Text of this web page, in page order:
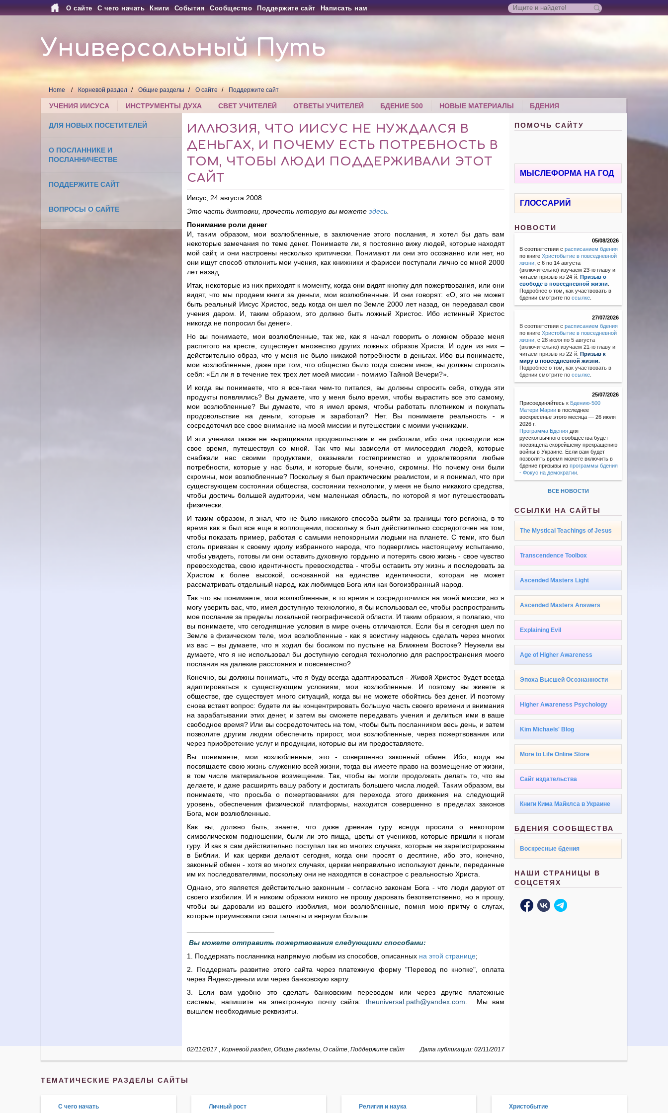
О сайте С чего начать Книги События Сообщество Поддержите сайт Написать нам
Универсальный Путь
Home Корневой раздел Общие разделы О сайте Поддержите сайт
УЧЕНИЯ ИИСУСА ИНСТРУМЕНТЫ ДУХА СВЕТ УЧИТЕЛЕЙ ОТВЕТЫ УЧИТЕЛЕЙ БДЕНИЕ 500 НОВЫЕ МАТЕРИАЛЫ БДЕНИЯ
ДЛЯ НОВЫХ ПОСЕТИТЕЛЕЙ
О ПОСЛАННИКЕ И
ПОСЛАННИЧЕСТВЕ
ПОДДЕРЖИТЕ САЙТ
ВОПРОСЫ О САЙТЕ
ИЛЛЮЗИЯ, ЧТО ИИСУС НЕ НУЖДАЛСЯ В
ДЕНЬГАХ, И ПОЧЕМУ ЕСТЬ ПОТРЕБНОСТЬ В
ТОМ, ЧТОБЫ ЛЮДИ ПОДДЕРЖИВАЛИ ЭТОТ
САЙТ
Иисус, 24 августа 2008
Это часть диктовки, прочесть которую вы можете здесь.
Понимание роли денег
И, таким образом, мои возлюбленные, в заключение этого послания, я хотел бы дать вам
некоторые замечания по теме денег. Понимаете ли, я постоянно вижу людей, которые находят
мой сайт, и они настроены несколько критически. Понимают ли они это осознанно или нет, но
они ищут способ отклонить мои учения, как книжники и фарисеи поступали лично со мной 2000
лет назад.
Итак, некоторые из них приходят к моменту, когда они видят кнопку для пожертвования, или они
видят, что мы продаем книги за деньги, мои возлюбленные. И они говорят: «О, это не может
быть реальный Иисус Христос, ведь когда он шел по Земле 2000 лет назад, он передавал свои
учения даром. И, таким образом, это должно быть ложный Христос. Ибо истинный Христос
никогда не попросил бы денег».
Но вы понимаете, мои возлюбленные, так же, как я начал говорить о ложном образе меня
распятого на кресте, существует множество других ложных образов Христа. И один из них –
действительно образ, что у меня не было никакой потребности в деньгах. Ибо вы понимаете,
мои возлюбленные, даже при том, что общество было тогда совсем иное, вы должны спросить
себя: «Ел ли я в течение тех трех лет моей миссии - помимо Тайной Вечери?».
И когда вы понимаете, что я все-таки чем-то питался, вы должны спросить себя, откуда эти
продукты появлялись? Вы думаете, что у меня было время, чтобы вырастить все это самому,
мои возлюбленные? Вы думаете, что я имел время, чтобы работать плотником и покупать
продовольствие на деньги, которые я заработал? Нет. Вы понимаете реальность - я
сосредоточил все свое внимание на моей миссии и путешествии с моими учениками.
И эти ученики также не выращивали продовольствие и не работали, ибо они проводили все
свое время, путешествуя со мной. Так что мы зависели от милосердия людей, которые
снабжали нас своими продуктами, оказывали гостеприимство и удовлетворяли любые
потребности, которые у нас были, и которые были, конечно, скромны. Но почему они были
скромны, мои возлюбленные? Поскольку я был практическим реалистом, и я понимал, что при
существующем состоянии общества, состоянии технологии, у меня не было никакого средства,
чтобы достичь большей аудитории, чем маленькая область, по которой я мог путешествовать
физически.
И таким образом, я знал, что не было никакого способа выйти за границы того региона, в то
время как я был все еще в воплощении, поскольку я был действительно сосредоточен на том,
чтобы показать пример, работая с самыми непокорными людьми на планете. С теми, кто был
столь привязан к своему идолу избранного народа, что подверглись настоящему испытанию,
чтобы увидеть, готовы ли они оставить духовную гордыню и потерять свою жизнь - свое чувство
превосходства, свою идентичность превосходства - чтобы оставить эту жизнь и последовать за
Христом к более высокой, основанной на единстве идентичности, которая не может
рассматривать отдельный народ, как любимцев Бога или как богоизбранный народ.
Так что вы понимаете, мои возлюбленные, в то время я сосредоточился на моей миссии, но я
могу уверить вас, что, имея доступную технологию, я бы использовал ее, чтобы распространить
мое послание за пределы локальной географической области. И таким образом, я полагаю, что
вы понимаете, что сегодняшние условия в мире очень отличаются. Если бы я сегодня шел по
Земле в физическом теле, мои возлюбленные - как я воистину надеюсь сделать через многих
из вас – вы думаете, что я ходил бы босиком по пустыне на Ближнем Востоке? Неужели вы
думаете, что я не использовал бы доступную сегодня технологию для распространения моего
послания на далекие расстояния и повсеместно?
Конечно, вы должны понимать, что я буду всегда адаптироваться - Живой Христос будет всегда
адаптироваться к существующим условиям, мои возлюбленные. И поэтому вы живете в
обществе, где существует много ситуаций, когда вы не можете обойтись без денег. И поэтому
снова встает вопрос: будете ли вы концентрировать большую часть своего времени и внимания
на зарабатывании этих денег, и затем вы сможете передавать учения и делиться ими в ваше
свободное время? Или вы сосредоточитесь на том, чтобы быть посланником весь день, и затем
позволите другим людям обеспечить прирост, мои возлюбленные, через пожертвования или
через приобретение услуг и продукции, которые вы им предоставляете.
Вы понимаете, мои возлюбленные, это - совершенно законный обмен. Ибо, когда вы
посвящаете свою жизнь служению всей жизни, тогда вы имеете право на возмещение от жизни,
в том числе материальное возмещение. Так, чтобы вы могли продолжать делать то, что вы
делаете, и даже расширять вашу работу и достигать большего числа людей. Таким образом, вы
понимаете, что просьба о пожертвованиях для перехода этого движения на следующий
уровень, обеспечения физической платформы, находится совершенно в пределах законов
Бога, мои возлюбленные.
Как вы, должно быть, знаете, что даже древние гуру всегда просили о некотором
символическом подношении, были ли это пища, цветы от учеников, которые пришли к ногам
гуру. И как я сам действительно поступал так во многих случаях, которые не зарегистрированы
в Библии. И как церкви делают сегодня, когда они просят о десятине, ибо это, конечно,
законный обмен - хотя во многих случаях, церкви неправильно используют деньги, переданные
им их последователями, поскольку они не находятся в сонастрое с реальностью Христа.
Однако, это является действительно законным - согласно законам Бога - что люди даруют от
своего изобилия. И я никоим образом никого не прошу даровать безответственно, но я прошу,
чтобы вы даровали из вашего изобилия, мои возлюбленные, помня мою притчу о слугах,
которые приумножали свои таланты и вернули больше.
Вы можете отправить пожертвования следующими способами:
1. Поддержать посланника напрямую любым из способов, описанных на этой странице;
2. Поддержать развитие этого сайта через платежную форму "Перевод по кнопке",оплата
черезЯндекс-деньги или через банковскую карту.
3. Если вам удобно это сделать банковским переводом или через другие платежные
системы, напишите на электронную почту сайта: theuniversal.path@yandex.com.
Мы вам
вышлем необходимые реквизиты.
02/11/2017 Дата публикации: 02/11/2017
, Корневой раздел, Общие разделы, О сайте, Поддержите сайт
ПОМОЧЬ САЙТУ
МЫСЛЕФОРМА НА ГОД
ГЛОССАРИЙ
НОВОСТИ
05/08/2026
В соответствии срасписанием бдения
по книгеХристобытие в повседневной
жизни , с 6 по 14 августа
(включительно) изучаем 23-ю главу и
читаем призыв из 24-й: Призыв о
свободе в повседневной жизни
Подробнее о том, как участвовать в
бдении смотрите поссылке
27/07/2026
В соответствии с расписанием бдения
по книгеХристобытие в повседневной
жизни с 28 июля по 5 августа
(включительно) изучаем 21-ю главу и
читаем призыв из 22-й: Призыв к
миру в повседневной жизни.
Подробнее о том, как участвовать в
бдении смотрите поссылке
25/07/2026
Присоединяйтесь к Бдению-500
Матери Марии в последнее
воскресенье этого месяца — 26 июля
2026 г.
Программа Бдения для
русскоязычного сообщества будет
посвящена скорейшему прекращению
войны в Украине. Если вам будет
позволять время можете включить в
бдение призывы изпрограммы бдения
- Фокус на демократии
ВСЕ НОВОСТИ
ССЫЛКИ НА САЙТЫ
The Mystical Teachings of Jesus
Transcendence Toolbox
Ascended Masters Light
Ascended Masters Answers
Explaining Evil
Age of Higher Awareness
Эпоха Высшей Осознанности
Higher Awareness Psychology
Kim Michaels' Blog
More to Life Online Store
Сайт издательства
Книги Кима Майклса в Украине
БДЕНИЯ СООБЩЕСТВА
Воскресные бдения
НАШИ СТРАНИЦЫ В
СОЦСЕТЯХ
ТЕМАТИЧЕСКИЕ РАЗДЕЛЫ САЙТЫ
С чего начать Личный рост Религия и наука Христобытие